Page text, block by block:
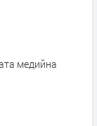
медийна